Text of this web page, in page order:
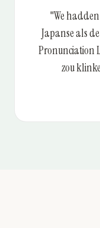
"We
Japanse als
Pronunciation
zou